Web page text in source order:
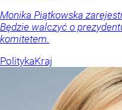
Monika Piątkowska
Będzie walczyć o
komitetem.
PolitykaKraj